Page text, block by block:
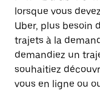
lorsque vous
Uber, plus besoin
trajets à la
demandiez un
souhaitiez
vous en ligne ou